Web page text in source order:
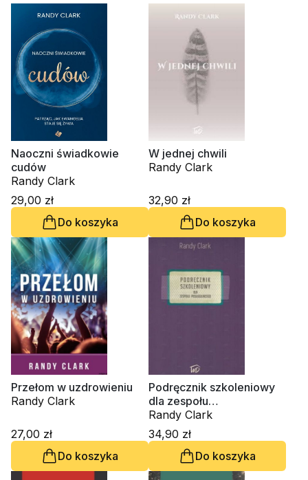
Naoczni świadkowie
cudów
Randy Clark
29,00 zł
Do koszyka
W jednej chwili
Randy Clark
32,90 zł
Do koszyka
Przełom w uzdrowieniu
Randy Clark
27,00 zł
Do koszyka
Podręcznik szkoleniowy
dla zespołu
posługującego
Randy Clark
34,90 zł
Do koszyka